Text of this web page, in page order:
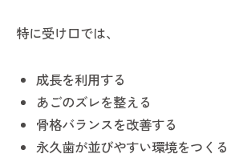
特に受け口では、
成長を利用する
あごのズレを整える
骨格バランスを改善する
永久歯が並びやすい環境をつくる